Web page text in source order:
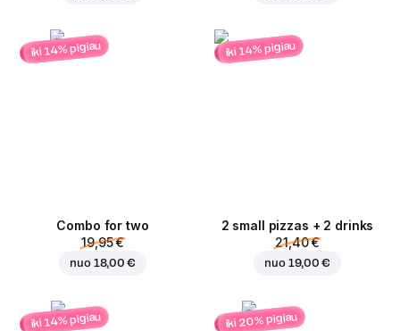
iki 14% pigiau
Combo for two
19,95 €
nuo 18,00 €
iki 14% pigiau
2 small pizzas + 2 drinks
21,40 €
nuo 19,00 €
iki 14% pigiau iki 20% pigiau